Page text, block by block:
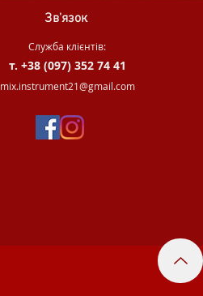
Зв'язок
Служба клієнтів:
т. +38 (097) 352 74 41
mix.instrument21@gmail.com